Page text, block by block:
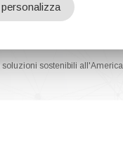
soluzioni sostenibili